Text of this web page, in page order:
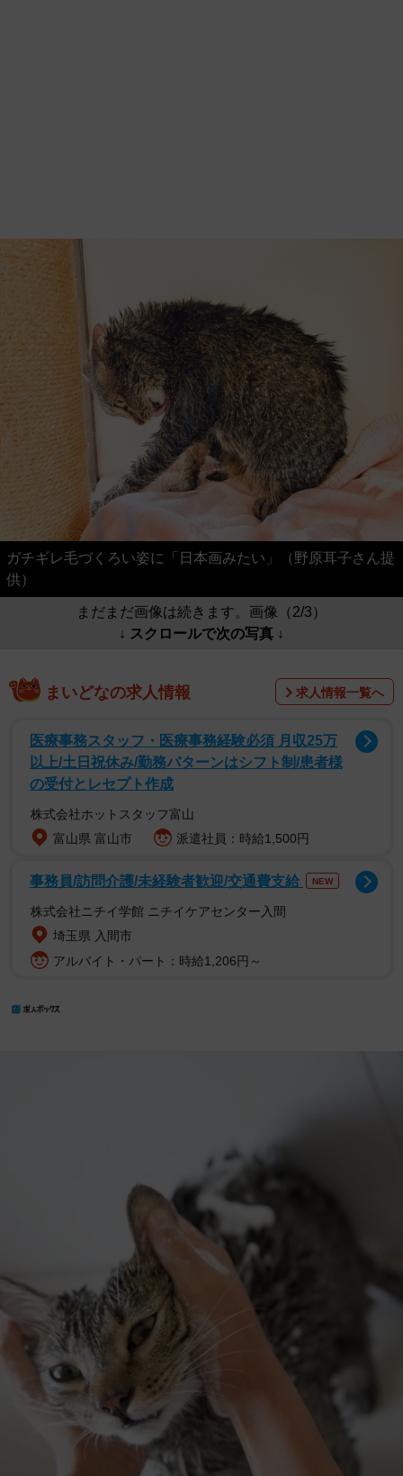
ガチギレ毛づくろい姿に「日本画みたい」（野原耳子さん提
供）
まだまだ画像は続きます。画像（2/3）
↓ スクロールで次の写真 ↓
まいどなの求人情報 求人情報一覧へ
医療事務スタッフ・医療事務経験必須 月収25万
以上/土日祝休み/勤務パターンはシフト制/患者様
の受付とレセプト作成
株式会社ホットスタッフ富山
富山県 富山市
派遣社員：時給1,500円
事務員/訪問介護/未経験者歓迎/交通費支給 NEW
株式会社ニチイ学館 ニチイケアセンター入間
埼玉県 入間市
アルバイト・パート：時給1,206円～